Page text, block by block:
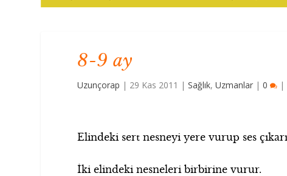
8-9 ay
Uzunçorap | 29 Kas 2011 |Sağlık,Uzmanlar |0 |
Elindeki sert nesneyi yere vurup ses
İki elindeki nesneleri birbirine vurur.